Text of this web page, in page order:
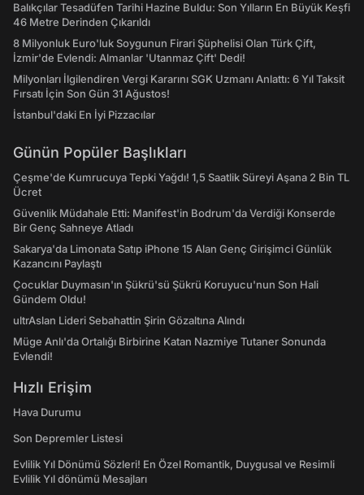
Balıkçılar Tesadüfen Tarihi Hazine Buldu: Son Yılların En Büyük Keşfi
46 Metre Derinden Çıkarıldı
8 Milyonluk Euro'luk Soygunun Firari Şüphelisi Olan Türk Çift,
İzmir'de Evlendi: Almanlar 'Utanmaz Çift' Dedi!
Milyonları İlgilendiren Vergi Kararını SGK Uzmanı Anlattı: 6 Yıl Taksit
Fırsatı İçin Son Gün 31 Ağustos!
İstanbul'daki En İyi Pizzacılar
Günün Popüler Başlıkları
Çeşme'de Kumrucuya Tepki Yağdı! 1,5 Saatlik Süreyi Aşana 2 Bin TL
Ücret
Güvenlik Müdahale Etti: Manifest'in Bodrum'da Verdiği Konserde
Bir Genç Sahneye Atladı
Sakarya'da Limonata Satıp iPhone 15 Alan Genç Girişimci Günlük
Kazancını Paylaştı
Çocuklar Duymasın'ın Şükrü'sü Şükrü Koruyucu'nun Son Hali
Gündem Oldu!
ultrAslan Lideri Sebahattin Şirin Gözaltına Alındı
Müge Anlı'da Ortalığı Birbirine Katan Nazmiye Tutaner Sonunda
Evlendi!
Hızlı Erişim
Hava Durumu
Son Depremler Listesi
Evlilik Yıl Dönümü Sözleri! En Özel Romantik, Duygusal ve Resimli
Evlilik Yıl dönümü Mesajları